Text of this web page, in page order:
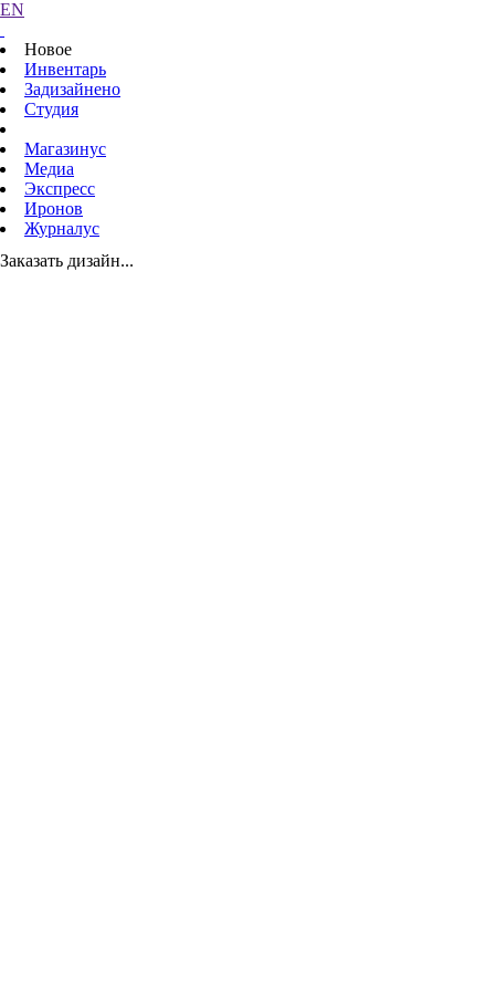
EN
Новое
Инвентарь
Задизайнено
Студия
Магазинус
Медиа
Экспресс
Иронов
Журналус
Заказать дизайн...